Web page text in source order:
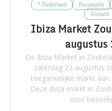
* Nederland Ibizamarkt
Zeeland
Ibiza Market
augustus
De Ibiza Market in
zaterdag 22 augustus
toegankelijke markt aan
Deze Ibiza markt in
voor